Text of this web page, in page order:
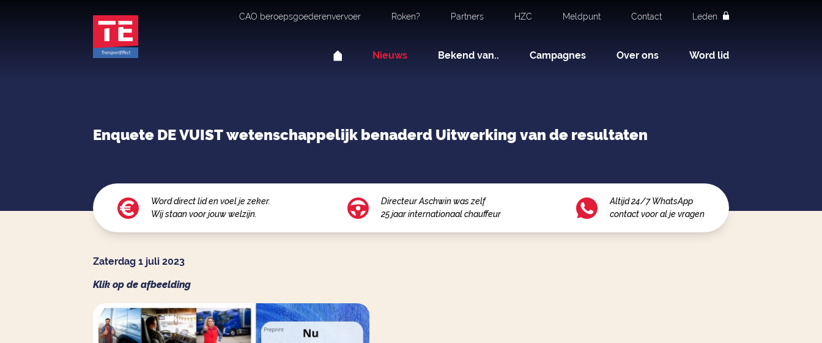
CAO beroepsgoederenvervoer Roken? Partners HZC Meldpunt Contact Leden
Nieuws Bekend van.. Campagnes Over ons Word lid
Enquete DE VUIST wetenschappelijk benaderd Uitwerking van de resultaten
Word direct lid en voel je zeker.
Wij staan voor jouw welzijn.
Directeur Aschwin was zelf
25 jaar internationaal chauffeur
Altijd 24/7 WhatsApp
contact voor al je vragen
Zaterdag 1 juli 2023
Klik op de afbeelding